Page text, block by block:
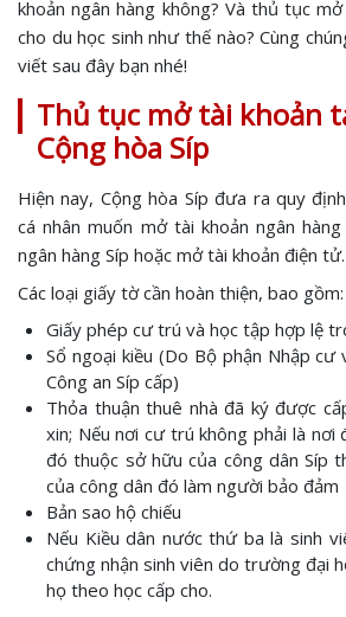
khoản ngân hàng không? Và thủ tục
cho du học sinh như thế nào? Cùng
viết sau đây bạn nhé!
Thủ tục mở tài khoản
Cộng hòa Síp
Hiện nay, Cộng hòa Síp đưa ra quy
cá nhân muốn mở tài khoản ngân
ngân hàng Síp hoặc mở tài khoản điện tử.
Các loại giấy tờ cần hoàn thiện, bao gồm:
Giấy phép cư trú và học tập hợp lệ
Sổ ngoại kiều (Do Bộ phận Nhập cư
Công an Síp cấp)
Thỏa thuận thuê nhà đã ký được
xin; Nếu nơi cư trú không phải là nơi
đó thuộc sở hữu của công dân Síp
của công dân đó làm người bảo đảm
Bản sao hộ chiếu
Nếu Kiều dân nước thứ ba là sinh
chứng nhận sinh viên do trường đại
họ theo học cấp cho.